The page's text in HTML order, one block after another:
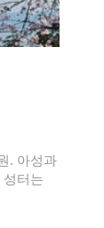
. 아성과
터는